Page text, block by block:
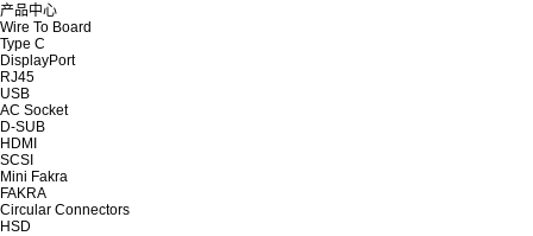
产品中心
Wire To Board
Type C
DisplayPort
RJ45
USB
AC Socket
D-SUB
HDMI
SCSI
Mini Fakra
FAKRA
Circular Connectors
HSD